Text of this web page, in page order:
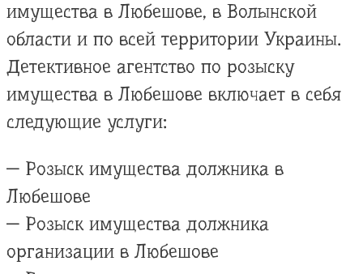
имущества в Любешове, в Волынской
области и по всей территории Украины.
Детективное агентство по розыску
имущества в Любешове включает в себя
следующие услуги:
— Розыск имущества должника в
Любешове
— Розыск имущества должника
организации в Любешове